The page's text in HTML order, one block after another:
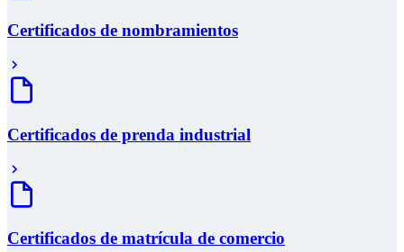
Certificados de nombramientos
Certificados de prenda industrial
Certificados de matrícula de comercio